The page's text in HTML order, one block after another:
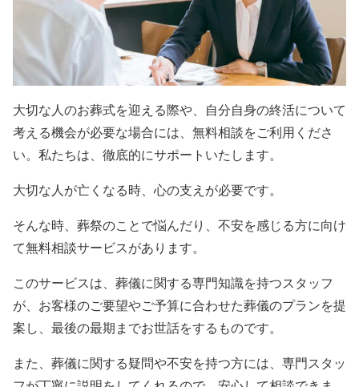
大切な人のお葬式を迎える際や、自分自身の終活について
考える機会が必要な場合には、無料相談をご利用くださ
い。私たちは、徹底的にサポートいたします。
大切な人が亡くなる時、心の支えが必要です。
そんな時、葬祭のことで悩んだり、不安を感じる方に向け
て無料相談サービスがあります。
このサービスは、葬儀に関する専門知識を持つスタッフ
が、お客様のご要望やご予算に合わせた葬儀のプランを提
案し、最後の最期までお世話をするものです。
また、葬儀に関する疑問や不安を持つ方には、専門スタッ